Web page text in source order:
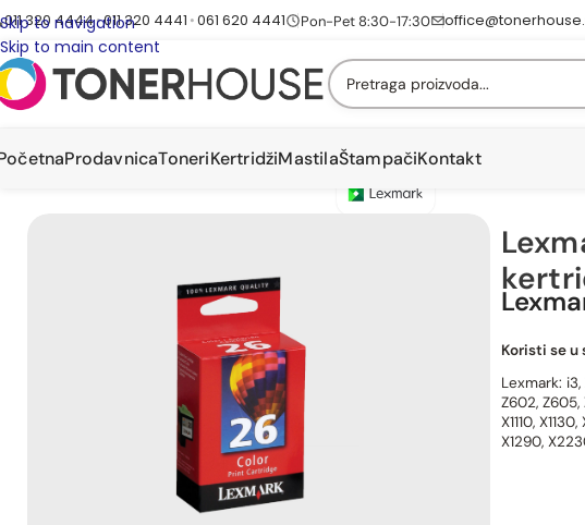
Skip to navigation
Skip to main content
011 320 4444•011 320 4441 •061 620 4441 Pon-Pet 8:30-17:30
ProdavnicaToneriKertridžiMastilaŠtampačiKontakt
Koristi se
Lexmark: i3,
Z602, Z605,
X1110,
X1290,